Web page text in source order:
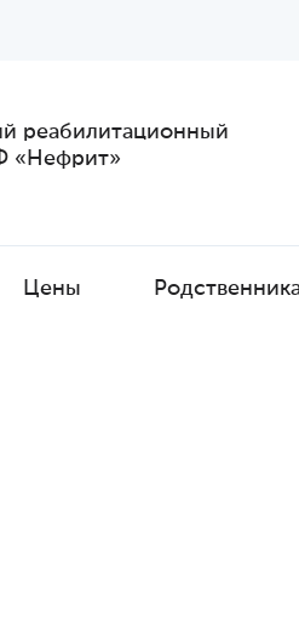
реабилитационный
«Нефрит»
Цены